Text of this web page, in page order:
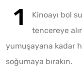
Kinoayı bol
tencereye
yumuşayana kadar
soğumaya bırakın.